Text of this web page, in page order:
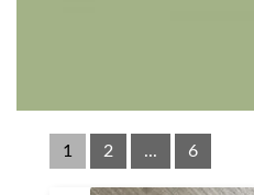
1 2 ... 6